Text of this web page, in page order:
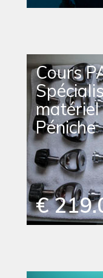
Cours
Péniche
€